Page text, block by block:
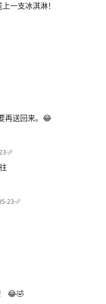
一支冰淇淋！
再送回来。😂
·
23·
😂🤣